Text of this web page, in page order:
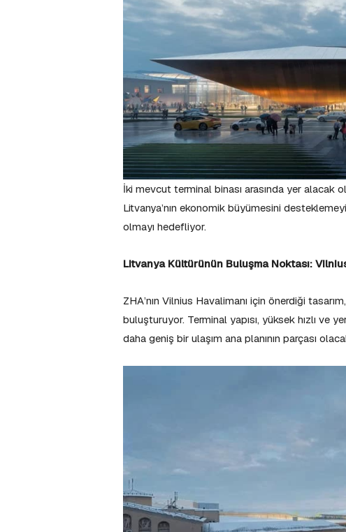
İki mevcut terminal binası arasında yer
Litvanya’nın ekonomik büyümesini
olmayı hedefliyor.
Litvanya Kültürünün Buluşma Noktası:
ZHA’nın Vilnius Havalimanı için önerdiği
buluşturuyor. Terminal yapısı, yüksek hızlı ve
daha geniş bir ulaşım ana planının parçası